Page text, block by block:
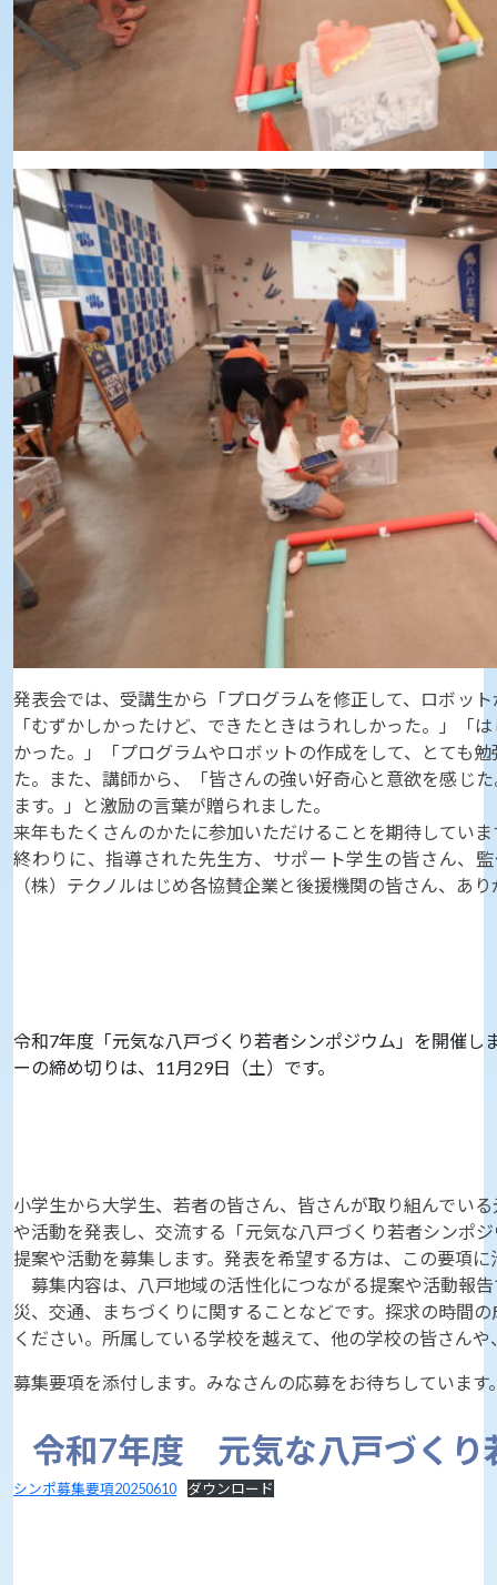
発表会では、受講生から「プログラムを修正して、ロボッ
「むずかしかったけど、できたときはうれしかった。」「
かった。」「プログラムやロボットの作成をして、とても
た。また、講師から、「皆さんの強い好奇心と意欲を感じ
ます。」と激励の言葉が贈られました。
来年もたくさんのかたに参加いただけることを期待していま
終わりに、指導された先生方、サポート学生の皆さん、
（株）テクノルはじめ各協賛企業と後援機関の皆さん、あ
令和7年度「元気な八戸づくり若者シンポジウム」を開催し
ーの締め切りは、11月29日（土）です。
小学生から大学生、若者の皆さん、皆さんが取り組んでい
や活動を発表し、交流する「元気な八戸づくり若者シンポ
提案や活動を募集します。発表を希望する方は、この要項
募集内容は、八戸地域の活性化につながる提案や活動報
災、交通、まちづくりに関することなどです。探求の時間
ください。所属している学校を越えて、他の学校の皆さん
募集要項を添付します。みなさんの応募をお待ちしています
令和7年度 元気な八戸づくり
シンポ募集要項20250610 ダウンロード